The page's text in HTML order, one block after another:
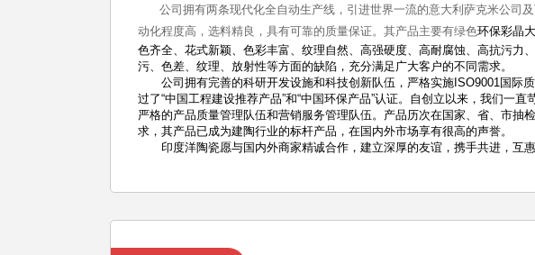
公司拥有两条现代化全自动生产线，引进世界一流的意大利萨克米公司
动化程度高，选料精良，具有可靠的质量保证。其产品主要有绿色环保彩晶
色齐全、花式新颖、色彩丰富、纹理自然、高强硬度、高耐腐蚀、高抗污力
污、色差、纹理、放射性等方面的缺陷，充分满足广大客户的不同需求。
公司拥有完善的科研开发设施和科技创新队伍，严格实施ISO9001国际
过了“中国工程建设推荐产品”和“中国环保产品”认证。自创立以来，我们一
严格的产品质量管理队伍和营销服务管理队伍。产品历次在国家、省、市抽
求，其产品已成为建陶行业的标杆产品，在国内外市场享有很高的声誉。
印度洋陶瓷愿与国内外商家精诚合作，建立深厚的友谊，携手共进，互惠